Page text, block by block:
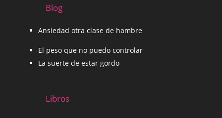
Blog
Ansiedad otra clase de hambre
El peso que no puedo controlar
La suerte de estar gordo
Libros